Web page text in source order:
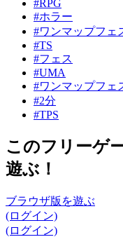
#RPG
#ホラー
#ワンマップフェ
#TS
#フェス
#UMA
#ワンマップフェ
#2分
#TPS
このフリーゲ
遊ぶ！
ブラウザ版を遊ぶ
(ログイン)
(ログイン)